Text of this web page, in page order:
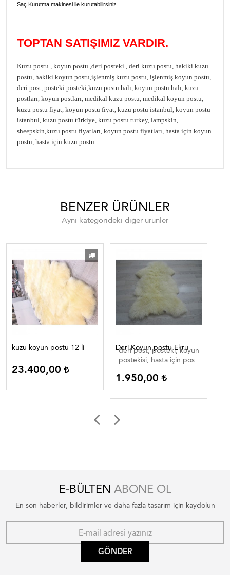
Saç Kurutma makinesi ile kurutabilirsiniz.
TOPTAN SATIŞIMIZ VARDIR.
Kuzu postu , koyun postu ,deri posteki , deri kuzu postu, hakiki kuzu
postu, hakiki koyun postu,işlenmiş kuzu postu, işlenmiş koyun postu,
deri post, posteki pösteki,kuzu postu halı, koyun postu halı, kuzu
postları, koyun postları, medikal kuzu postu, medikal koyun postu,
kuzu postu fiyat, koyun postu fiyat, kuzu postu istanbul, koyun postu
istanbul, kuzu postu türkiye, kuzu postu turkey, lampskin,
sheepskin,kuzu postu fiyatları, koyun postu fiyatları, hasta için koyun
postu, hasta için kuzu postu
BENZER ÜRÜNLER
Aynı kategorideki diğer ürünler
kuzu koyun postu 12 li
23.400,00
Deri Koyun postu Ekru
deri post, posteki, koyun
postekisi, hasta için post,
1.950,00
E-BÜLTEN ABONE OL
En son haberler, bildirimler ve daha fazla tasarım için kaydolun
GÖNDER